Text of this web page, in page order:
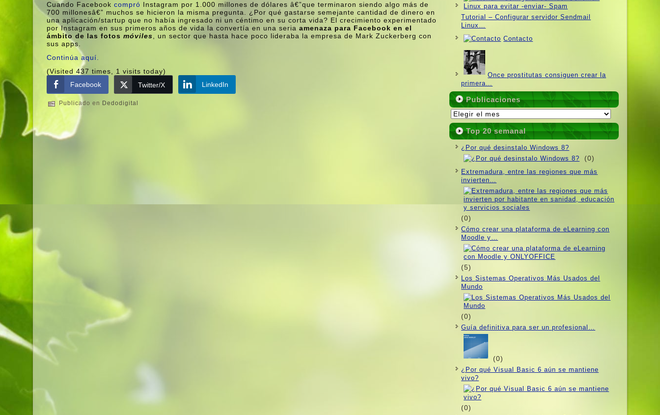
Cuando Facebookcompró Instagram por 1.000 millones de dólares â€”que terminaron siendo algo más de
700 millonesâ€” muchos se hicieron la misma pregunta. ¿Por qué gastarse semejante cantidad de dinero en
una aplicación/startup que no habí­a ingresado ni un céntimo en su corta vida? El crecimiento experimentado
por Instagram en sus primeros años de vida la convertí­a en una seriaamenaza para Facebook en el
ámbito de las fotosmóviles , un sector que hasta hace poco lideraba la empresa de Mark Zuckerberg con
sus apps.
Continúa aquí­.
(Visited 437 times, 1 visits today)
Facebook
Twitter/X LinkedIn
Publicado en Dedodigital
Tutorial – Configurar servidor Sendmail
Linux…
Contacto
Once prostitutas consiguen crear la
primera…
Publicaciones
Publicaciones
Top 20 semanal
¿Por qué desinstalo Windows 8?
(0)
Extremadura, entre las regiones que más
invierten…
(0)
Cómo crear una plataforma de eLearning con
Moodle y…
(5)
Los Sistemas Operativos Más Usados ​​del
Mundo
(0)
Guí­a definitiva para ser un profesional…
(0)
¿Por qué Visual Basic 6 aún se mantiene
vivo?
(0)